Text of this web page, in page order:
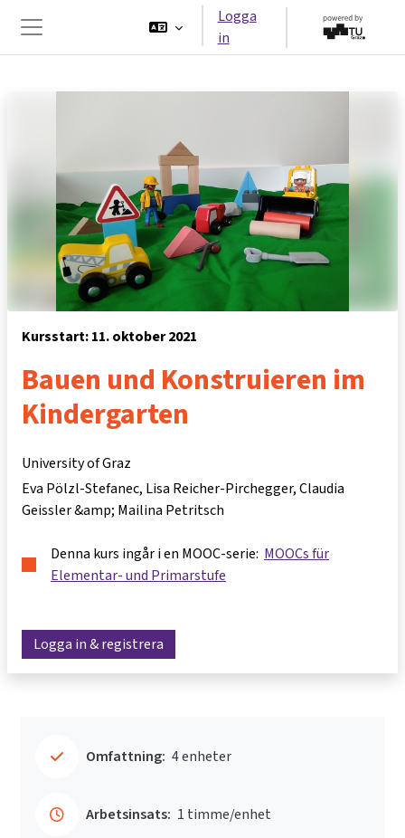
Sidopanel
Logga
in
Kursstart: 11. oktober 2021
Bauen und Konstruieren im
Kindergarten
University of Graz
Eva Pölzl-Stefanec, Lisa Reicher-Pirchegger, Claudia
Geissler &amp; Mailina Petritsch
Denna kurs ingår i en MOOC-serie: MOOCs für
Elementar- und Primarstufe
Logga in & registrera
Omfattning: 4 enheter
Arbetsinsats: 1 timme/enhet